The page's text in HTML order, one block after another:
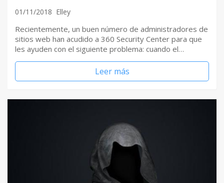
01/11/2018 Elley
Recientemente, un buen número de administradores de
sitios web han acudido a 360 Security Center para que
les ayuden con el siguiente problema: cuando el…
Leer más